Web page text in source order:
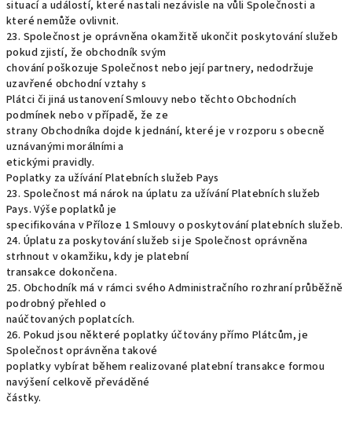
situací a událostí, které nastali nezávisle na vůli Společnosti a
které nemůže ovlivnit.
23. Společnost je oprávněna okamžitě ukončit poskytování služeb
pokud zjistí, že obchodník svým
chování poškozuje Společnost nebo její partnery, nedodržuje
uzavřené obchodní vztahy s
Plátci či jiná ustanovení Smlouvy nebo těchto Obchodních
podmínek nebo v případě, že ze
strany Obchodníka dojde k jednání, které je v rozporu s obecně
uznávanými morálními a
etickými pravidly.
Poplatky za užívání Platebních služeb Pays
23. Společnost má nárok na úplatu za užívání Platebních služeb
Pays. Výše poplatků je
specifikována v Příloze 1 Smlouvy o poskytování platebních služeb.
24. Úplatu za poskytování služeb si je Společnost oprávněna
strhnout v okamžiku, kdy je platební
transakce dokončena.
25. Obchodník má v rámci svého Administračního rozhraní průběžně
podrobný přehled o
naúčtovaných poplatcích.
26. Pokud jsou některé poplatky účtovány přímo Plátcům, je
Společnost oprávněna takové
poplatky vybírat během realizované platební transakce formou
navýšení celkově převáděné
částky.